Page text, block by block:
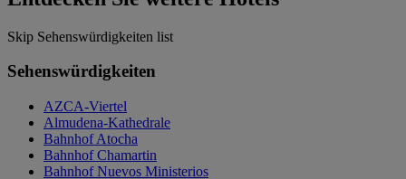
Skip Sehenswürdigkeiten list
Sehenswürdigkeiten
AZCA-Viertel
Almudena-Kathedrale
Bahnhof Atocha
Bahnhof Chamartin
Bahnhof Nuevos Ministerios